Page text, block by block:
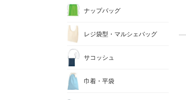
ナップバッグ
レジ袋型・マルシェバッグ
サコッシュ
巾着・平袋